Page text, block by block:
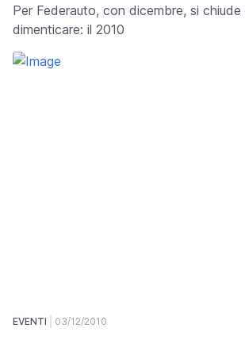
Per Federauto, con dicembre, si
dimenticare: il 2010
EVENTI 03/12/2010